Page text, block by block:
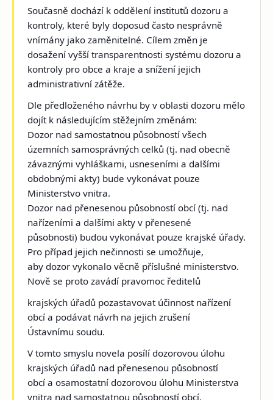
Současně dochází k oddělení institutů dozoru a
kontroly, které byly doposud často nesprávně
vnímány jako zaměnitelné. Cílem změn je
dosažení vyšší transparentnosti systému dozoru a
kontroly pro obce a kraje a snížení jejich
administrativní zátěže.
Dle předloženého návrhu by v oblasti dozoru mělo
dojít k následujícím stěžejním změnám:
Dozor nad samostatnou působností všech
územních samosprávných celků (tj. nad obecně
závaznými vyhláškami, usneseními a dalšími
obdobnými akty) bude vykonávat pouze
Ministerstvo vnitra.
Dozor nad přenesenou působností obcí (tj. nad
nařízeními a dalšími akty v přenesené
působnosti) budou vykonávat pouze krajské úřady.
Pro případ jejich nečinnosti se umožňuje,
aby dozor vykonalo věcně příslušné ministerstvo.
Nově se proto zavádí pravomoc ředitelů
krajských úřadů pozastavovat účinnost nařízení
obcí a podávat návrh na jejich zrušení
Ústavnímu soudu.
V tomto smyslu novela posílí dozorovou úlohu
krajských úřadů nad přenesenou působností
obcí a osamostatní dozorovou úlohu Ministerstva
vnitra nad samostatnou působností obcí.